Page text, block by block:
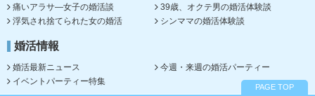
痛いアラサ―女子の婚活談
39歳、オクテ男の婚活体験談
浮気され捨てられた女の婚活
シンママの婚活体験談
婚活情報
婚活最新ニュース
今週・来週の婚活パーティー
イベントパーティー特集
PAGE TOP